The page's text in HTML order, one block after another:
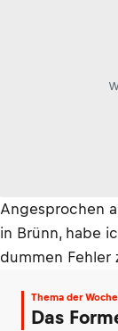
Angesprochen
in Brünn, habe
dummen Fehler
Thema der Woche
Das